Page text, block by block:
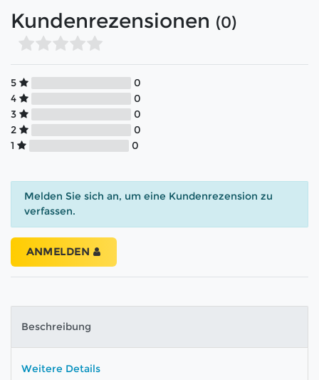
Kundenrezensionen (0)
5
0
4
0
3
0
2
0
1
0
Melden Sie sich an, um eine Kundenrezension zu
verfassen.
ANMELDEN
Beschreibung
Weitere Details